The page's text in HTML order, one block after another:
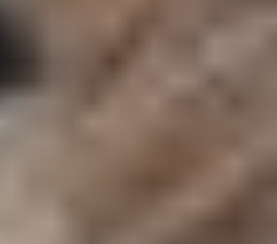
Co-Curricular
Boarding
School Life